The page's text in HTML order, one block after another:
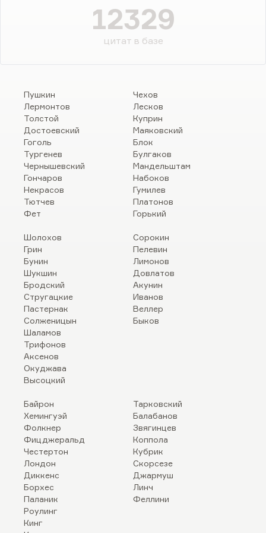
12329
цитат в базе
Пушкин
Лермонтов
Толстой
Достоевский
Гоголь
Тургенев
Чернышевский
Гончаров
Некрасов
Тютчев
Фет
Чехов
Лесков
Куприн
Маяковский
Блок
Булгаков
Мандельштам
Набоков
Гумилев
Платонов
Горький
Шолохов
Грин
Бунин
Шукшин
Бродский
Стругацкие
Пастернак
Солженицын
Шаламов
Трифонов
Аксенов
Окуджава
Высоцкий
Сорокин
Пелевин
Лимонов
Довлатов
Акунин
Иванов
Веллер
Быков
Байрон
Хемингуэй
Фолкнер
Фицджеральд
Честертон
Лондон
Диккенс
Борхес
Паланик
Роулинг
Кинг
Тарковский
Балабанов
Звягинцев
Коппола
Кубрик
Скорсезе
Джармуш
Линч
Феллини